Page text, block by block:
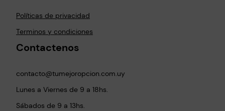
Políticas de privacidad
Terminos y condiciones
Contactenos
contacto@tumejoropcion.com.uy
Lunes a Viernes de 9 a 18hs.
Sábados de 9 a 13hs.